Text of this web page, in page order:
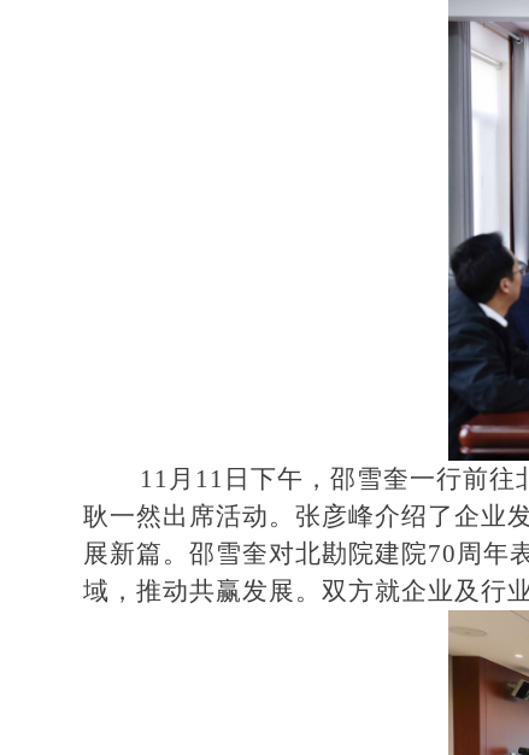
11月11日下午，邵雪奎一行前往
耿一然出席活动。张彦峰介绍了企业
展新篇。邵雪奎对北勘院建院70周年
域，推动共赢发展。双方就企业及行